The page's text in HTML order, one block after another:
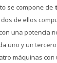
se compone de
dos de ellos
una potencia
uno y un tercero
máquinas con